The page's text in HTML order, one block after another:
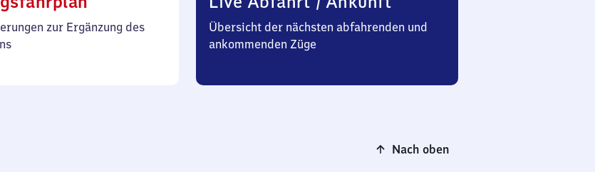
96
zur Ergänzung des
Übersicht der nächsten abfahrenden und
ankommenden Züge
Nach oben